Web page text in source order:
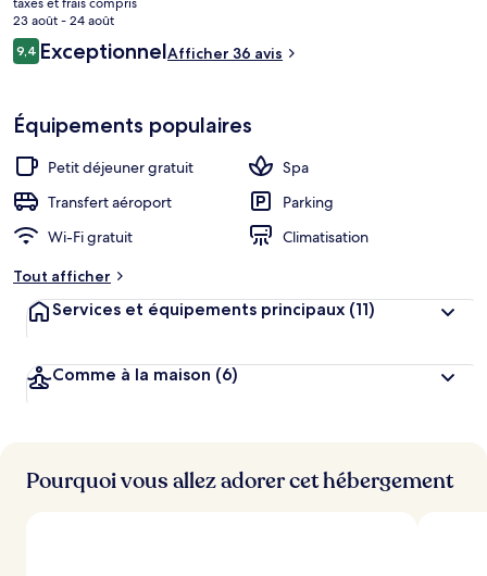
actuel
est
de
23 août - 24 août
Avis
voyageurs
9,49,4 sur 10
ExceptionnelAfficher 36 avis
Équipements populaires
Petit déjeuner gratuit
Spa
Transfert aéroport
Parking
Wi-Fi gratuit
Climatisation
Tout afficher
Services et équipements principaux (11)
Comme à la maison (6)
Pourquoi vous allez adorer cet hébergement